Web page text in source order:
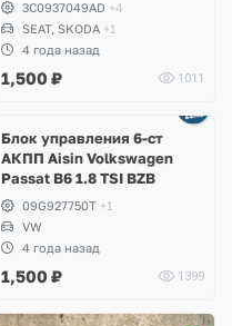
3C0937049AD +4
SEAT, SKODA +1
4 года назад
1,500 ₽ 1011
Блок управления 6-ст
АКПП Aisin Volkswagen
Passat B6 1.8 TSI BZB
09G927750T +1
VW
4 года назад
1,500 ₽ 1399